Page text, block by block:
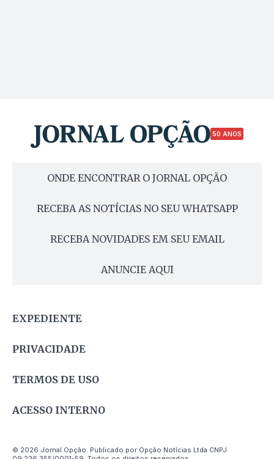
50 ANOS
ONDE ENCONTRAR O JORNAL OPÇÃO
RECEBA AS NOTÍCIAS NO SEU WHATSAPP
RECEBA NOVIDADES EM SEU EMAIL
ANUNCIE AQUI
EXPEDIENTE
PRIVACIDADE
TERMOS DE USO
ACESSO INTERNO
© 2026 Jornal Opção. Publicado por Opção Notícias Ltda CNPJ